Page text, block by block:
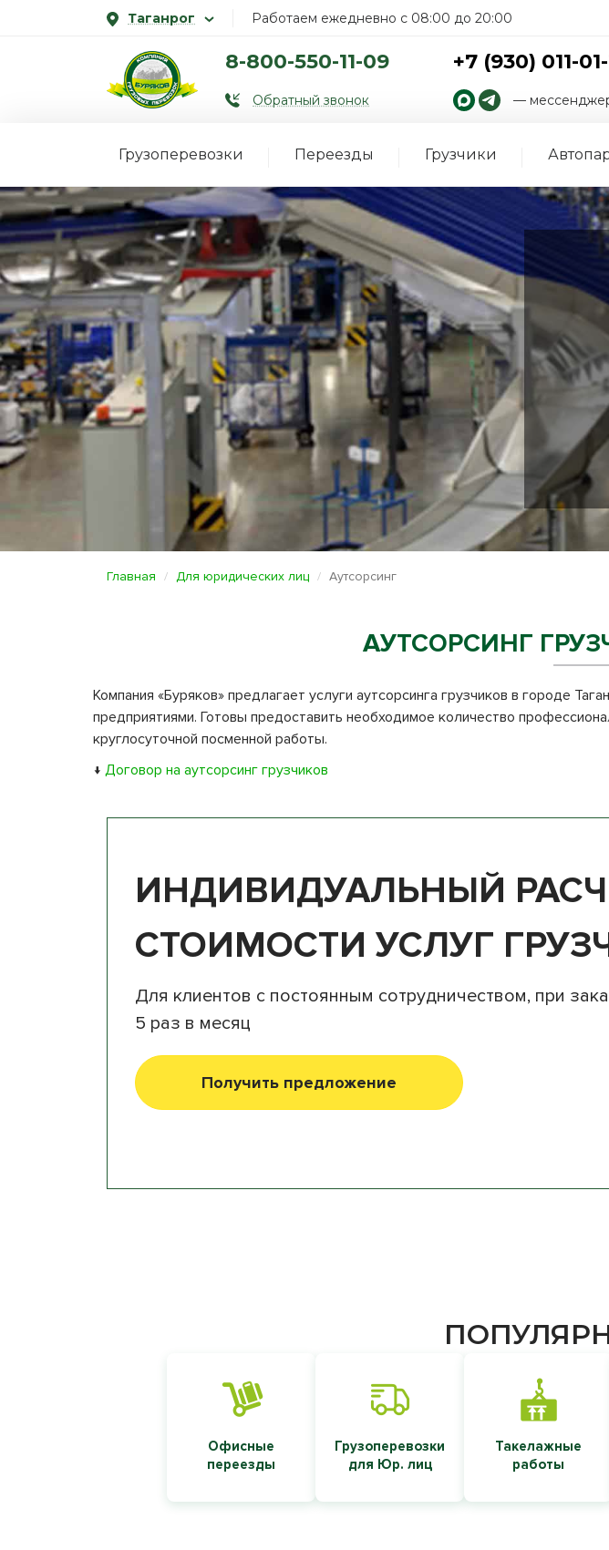
Таганрог Работаем ежедневно с 08:00 до 20:00
8-800-550-11-09
Обратный звонок
+7 (930) 011-
—
Грузоперевозки Переезды Грузчики
Главная Для юридических лиц Аутсорсинг
АУТСОРСИНГ
Компания «Буряков» предлагает услуги аутсорсинга грузчиков в городе
предприятиями. Готовы предоставить необходимое количество
круглосуточной посменной работы.
↓ Договор на аутсорсинг грузчиков
ИНДИВИДУАЛЬНЫЙ
СТОИМОСТИ УСЛУГ
Для клиентов с постоянным сотрудничеством, при
5 раз в месяц
Получить предложение
Офисные
переезды
Грузоперевозки
для Юр. лиц
Такелажные
работы